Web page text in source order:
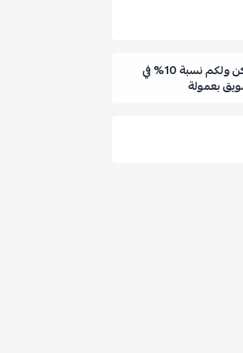
شاركن ولكم نسبة 10% في
بعمولة